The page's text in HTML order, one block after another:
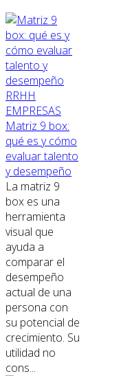
RRHH
EMPRESAS
Matriz 9 box:
qué es y cómo
evaluar talento
y desempeño
La matriz 9
box es una
herramienta
visual que
ayuda a
comparar el
desempeño
actual de una
persona con
su potencial de
crecimiento. Su
utilidad no
cons...